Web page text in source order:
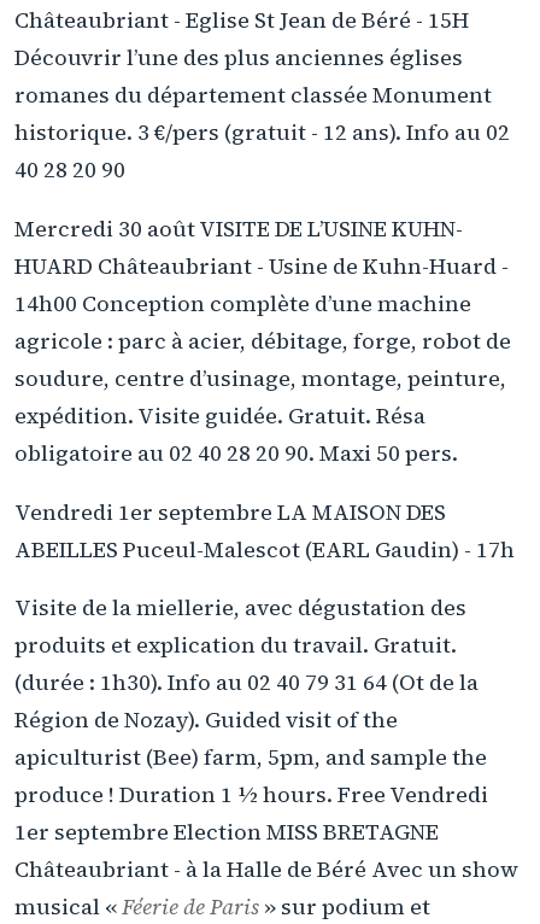
Châteaubriant - Eglise St Jean de Béré - 15H
Découvrir l’une des plus anciennes églises
romanes du département classée Monument
historique. 3 €/pers (gratuit - 12 ans). Info au 02
40 28 20 90
Mercredi 30 août VISITE DE L’USINE KUHN-
HUARD Châteaubriant - Usine de Kuhn-Huard -
14h00 Conception complète d’une machine
agricole : parc à acier, débitage, forge, robot de
soudure, centre d’usinage, montage, peinture,
expédition. Visite guidée. Gratuit. Résa
obligatoire au 02 40 28 20 90. Maxi 50 pers.
Vendredi 1er septembre LA MAISON DES
ABEILLES Puceul-Malescot (EARL Gaudin) - 17h
Visite de la miellerie, avec dégustation des
produits et explication du travail. Gratuit.
(durée : 1h30). Info au 02 40 79 31 64 (Ot de la
Région de Nozay). Guided visit of the
apiculturist (Bee) farm, 5pm, and sample the
produce ! Duration 1 ½ hours. Free Vendredi
1er septembre Election MISS BRETAGNE
Châteaubriant - à la Halle de Béré Avec un show
musical «Féerie de Paris » sur podium et